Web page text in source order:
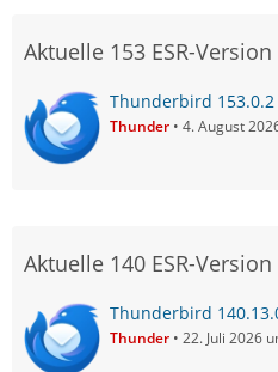
Aktuelle 153 ESR-Version
Thunderbird
Thunder 4. August
Aktuelle 140 ESR-Version
Thunderbird
Thunder 22. Juli 2026